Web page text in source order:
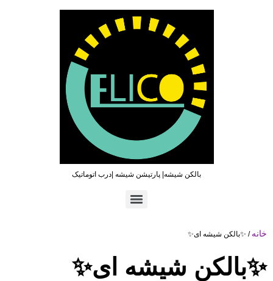
بالکن شیشه| پارتیشن شیشه |درب اتوماتیک
/ ✨بالکن شیشه ای✨
شیشه ای✨